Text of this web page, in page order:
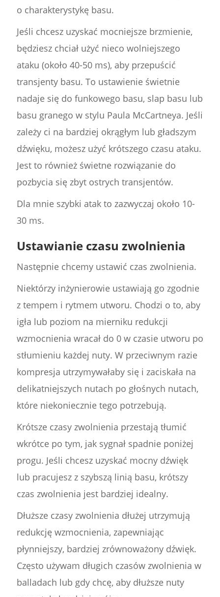
o charakterystykę basu.
Jeśli chcesz uzyskać mocniejsze brzmienie,
będziesz chciał użyć nieco wolniejszego
ataku (około 40-50 ms), aby przepuścić
transjenty basu. To ustawienie świetnie
nadaje się do funkowego basu, slap basu lub
basu granego w stylu Paula McCartneya. Jeśli
zależy ci na bardziej okrągłym lub gładszym
dźwięku, możesz użyć krótszego czasu ataku.
Jest to również świetne rozwiązanie do
pozbycia się zbyt ostrych transjentów.
Dla mnie szybki atak to zazwyczaj około 10-
30 ms.
Ustawianie czasu zwolnienia
Następnie chcemy ustawić czas zwolnienia.
Niektórzy inżynierowie ustawiają go zgodnie
z tempem i rytmem utworu. Chodzi o to, aby
igła lub poziom na mierniku redukcji
wzmocnienia wracał do 0 w czasie utworu po
stłumieniu każdej nuty. W przeciwnym razie
kompresja utrzymywałaby się i zaciskała na
delikatniejszych nutach po głośnych nutach,
które niekoniecznie tego potrzebują.
Krótsze czasy zwolnienia przestają tłumić
wkrótce po tym, jak sygnał spadnie poniżej
progu. Jeśli chcesz uzyskać mocny dźwięk
lub pracujesz z szybszą linią basu, krótszy
czas zwolnienia jest bardziej idealny.
Dłuższe czasy zwolnienia dłużej utrzymują
redukcję wzmocnienia, zapewniając
płynniejszy, bardziej zrównoważony dźwięk.
Często używam długich czasów zwolnienia w
balladach lub gdy chcę, aby dłuższe nuty